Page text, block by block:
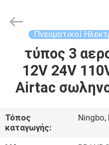
ΣΠΊΤΙ
ΠΡΟΪΌΝΤΑ
ΣΧΕΤΙΚΆ
ΜΕ
Πνευματικοί
τύπος 3
12V 24V
Airtac
Τόπος
καταγωγής:
Ningbo,